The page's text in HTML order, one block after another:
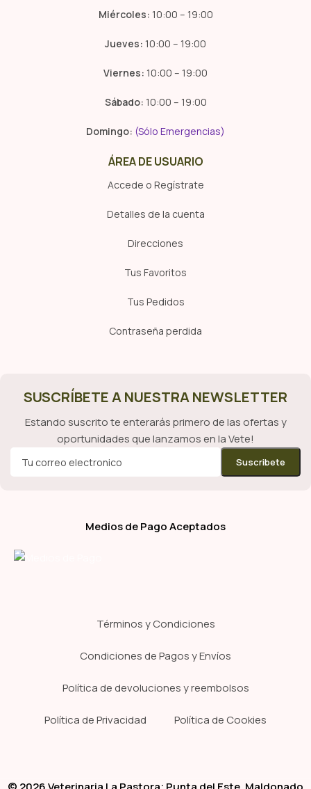
Miércoles: 10:00 – 19:00
Jueves: 10:00 – 19:00
Viernes: 10:00 – 19:00
Sábado: 10:00 – 19:00
Domingo: (Sólo Emergencias)
ÁREA DE USUARIO
Accede o Regístrate
Detalles de la cuenta
Direcciones
Tus Favoritos
Tus Pedidos
Contraseña perdida
SUSCRÍBETE A NUESTRA NEWSLETTER
Estando suscrito te enterarás primero de las ofertas y
oportunidades que lanzamos en la Vete!
Medios de Pago Aceptados
Términos y Condiciones
Condiciones de Pagos y Envíos
Política de devoluciones y reembolsos
Política de Privacidad Política de Cookies